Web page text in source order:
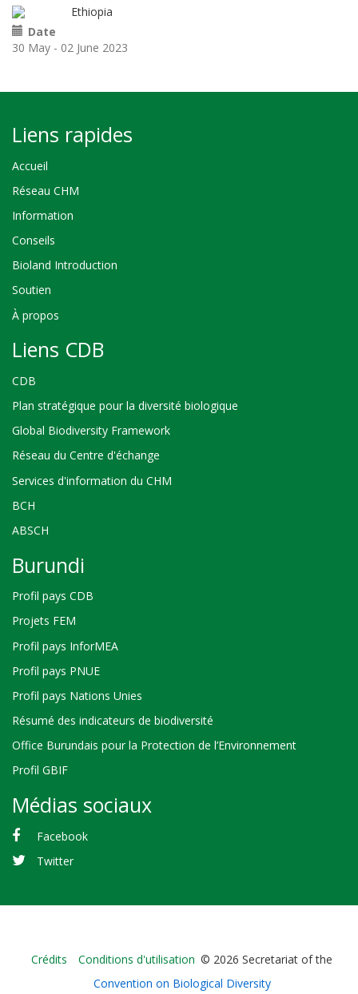
Ethiopia
Date
30 May - 02 June 2023
Liens rapides
Accueil
Réseau CHM
Information
Conseils
Bioland Introduction
Soutien
À propos
Liens CDB
CDB
Plan stratégique pour la diversité biologique
Global Biodiversity Framework
Réseau du Centre d'échange
Services d'information du CHM
BCH
ABSCH
Burundi
Profil pays CDB
Projets FEM
Profil pays InforMEA
Profil pays PNUE
Profil pays Nations Unies
Résumé des indicateurs de biodiversité
Office Burundais pour la Protection de l’Environnement
Profil GBIF
Médias sociaux
Facebook
Twitter
Bioland
-
Crédits Conditions d'utilisation © 2026 Secretariat of the
Convention on Biological Diversity